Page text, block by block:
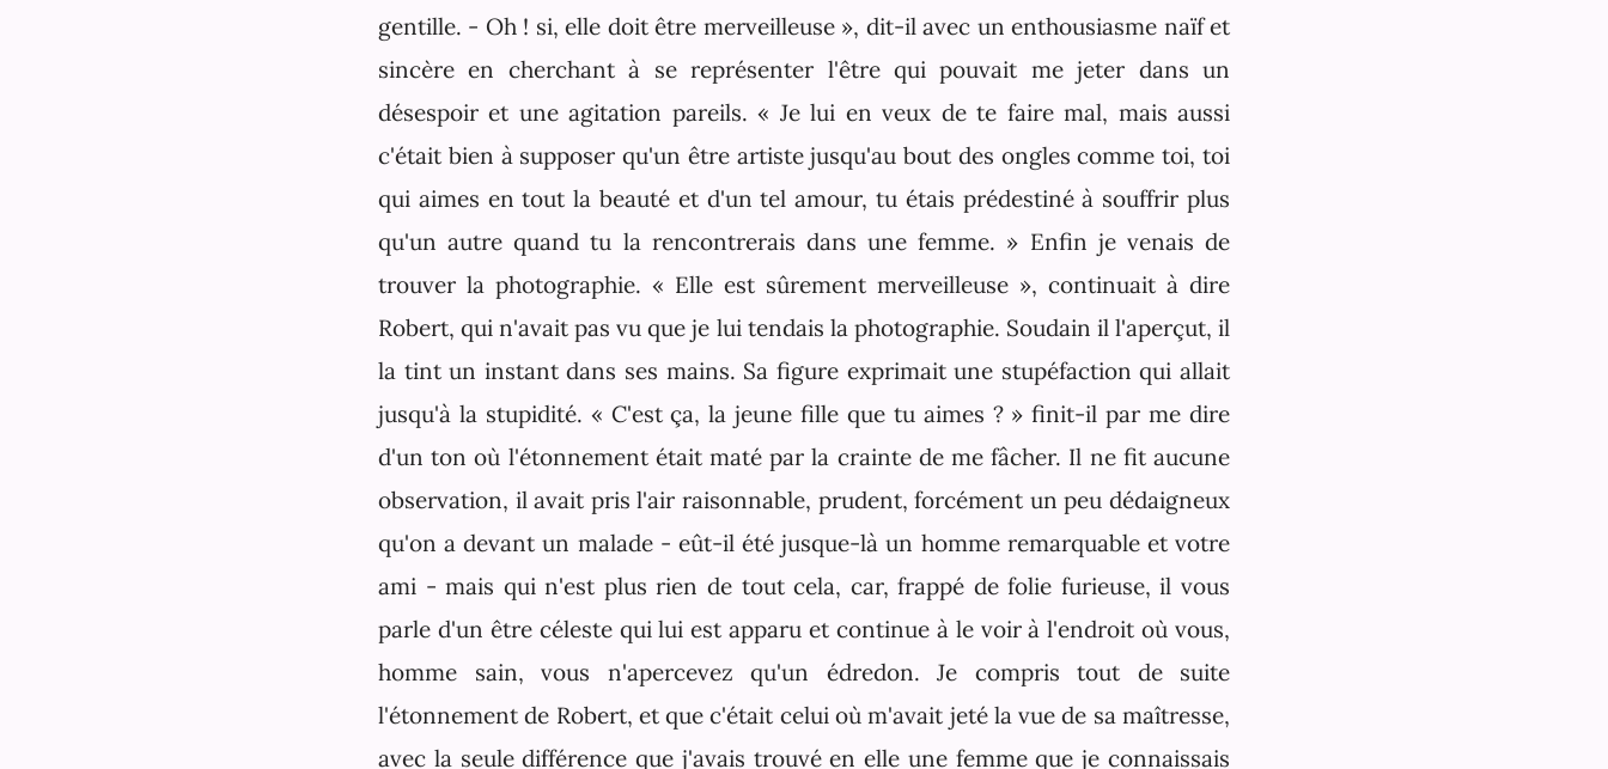
gentille. - Oh ! si, elle doit être merveilleuse », dit-il avec un enthousiasme naïf et
sincère en cherchant à se représenter l'être qui pouvait me jeter dans un
désespoir et une agitation pareils. « Je lui en veux de te faire mal, mais aussi
c'était bien à supposer qu'un être artiste jusqu'au bout des ongles comme toi, toi
qui aimes en tout la beauté et d'un tel amour, tu étais prédestiné à souffrir plus
qu'un autre quand tu la rencontrerais dans une femme. » Enfin je venais de
trouver la photographie. « Elle est sûrement merveilleuse », continuait à dire
Robert, qui n'avait pas vu que je lui tendais la photographie. Soudain il l'aperçut, il
la tint un instant dans ses mains. Sa figure exprimait une stupéfaction qui allait
jusqu'à la stupidité. « C'est ça, la jeune fille que tu aimes ? » finit-il par me dire
d'un ton où l'étonnement était maté par la crainte de me fâcher. Il ne fit aucune
observation, il avait pris l'air raisonnable, prudent, forcément un peu dédaigneux
qu'on a devant un malade - eût-il été jusque-là un homme remarquable et votre
ami - mais qui n'est plus rien de tout cela, car, frappé de folie furieuse, il vous
parle d'un être céleste qui lui est apparu et continue à le voir à l'endroit où vous,
homme sain, vous n'apercevez qu'un édredon. Je compris tout de suite
l'étonnement de Robert, et que c'était celui où m'avait jeté la vue de sa maîtresse,
avec la seule différence que j'avais trouvé en elle une femme que je connaissais